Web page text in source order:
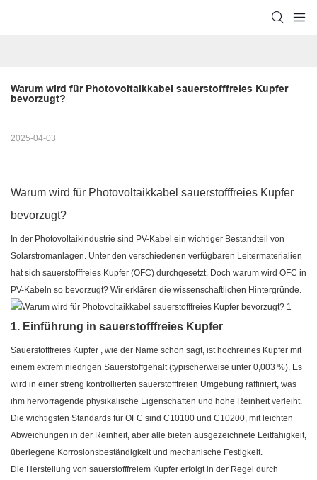
Warum wird für Photovoltaikkabel sauerstofffreies Kupfer
bevorzugt?
2025-04-03
Warum wird für Photovoltaikkabel sauerstofffreies Kupfer
bevorzugt?
In der Photovoltaikindustrie sind PV-Kabel ein wichtiger Bestandteil von
Solarstromanlagen. Unter den verschiedenen verfügbaren Leitermaterialien
hat sich sauerstofffreies Kupfer (OFC) durchgesetzt. Doch warum wird OFC in
PV-Kabeln so bevorzugt? Wir erklären die wissenschaftlichen Hintergründe.
1. Einführung in sauerstofffreies Kupfer
Sauerstofffreies Kupfer , wie der Name schon sagt, ist hochreines Kupfer mit
einem extrem niedrigen Sauerstoffgehalt (typischerweise unter 0,003 %). Es
wird in einer streng kontrollierten sauerstofffreien Umgebung raffiniert, was
ihm hervorragende physikalische Eigenschaften und hohe Reinheit verleiht.
Die wichtigsten Standards für OFC sind C10100 und C10200, mit leichten
Abweichungen in der Reinheit, aber alle bieten ausgezeichnete Leitfähigkeit,
überlegene Korrosionsbeständigkeit und mechanische Festigkeit.
Die Herstellung von sauerstofffreiem Kupfer erfolgt in der Regel durch